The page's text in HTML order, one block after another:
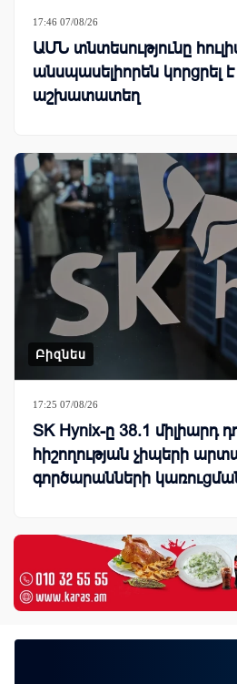
17:46 07/08/26
ԱՄՆ տնտեսությունը
անսպասելիորեն կորցրել
աշխատատեղ
Բիզնես
17:25 07/08/26
SK Hynix-ը 38.1 միլիարդ
հիշողության չիպերի
գործարանների